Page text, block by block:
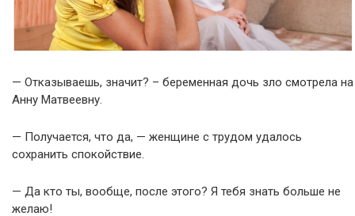
— Отказываешь, значит? – беременная дочь зло смотрела на
Анну Матвеевну.
— Получается, что да, — женщине с трудом удалось
сохранить спокойствие.
— Да кто ты, вообще, после этого? Я тебя знать больше не
желаю!